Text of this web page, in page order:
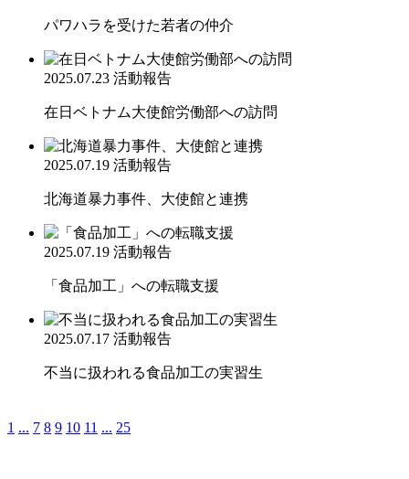
パワハラを受けた若者の仲介
2025.07.23 活動報告
在日ベトナム大使館労働部への訪問
2025.07.19 活動報告
北海道暴力事件、大使館と連携
2025.07.19 活動報告
「食品加工」への転職支援
2025.07.17 活動報告
不当に扱われる食品加工の実習生
1 ... 7 8 9 10 11 ... 25